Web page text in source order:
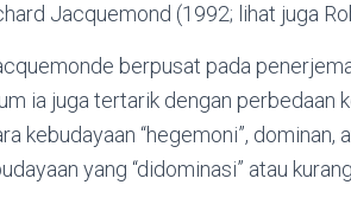
Jacquemond (1992; lihat juga
berpusat pada
ia juga tertarik dengan perbedaan
kebudayaan “hegemoni”,
yang “didominasi” atau